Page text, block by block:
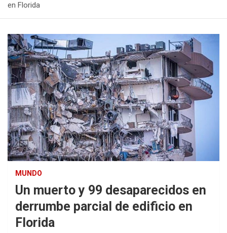
en Florida
MUNDO
Un muerto y 99 desaparecidos en
derrumbe parcial de edificio en
Florida